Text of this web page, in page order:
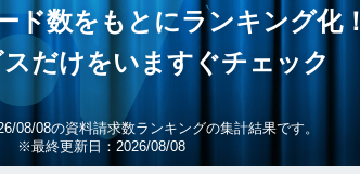
ド数をもとにランキング化！
スだけをいますぐチェック
08/08の資料請求数ランキングの集計結果です。
※最終更新日：2026/08/08